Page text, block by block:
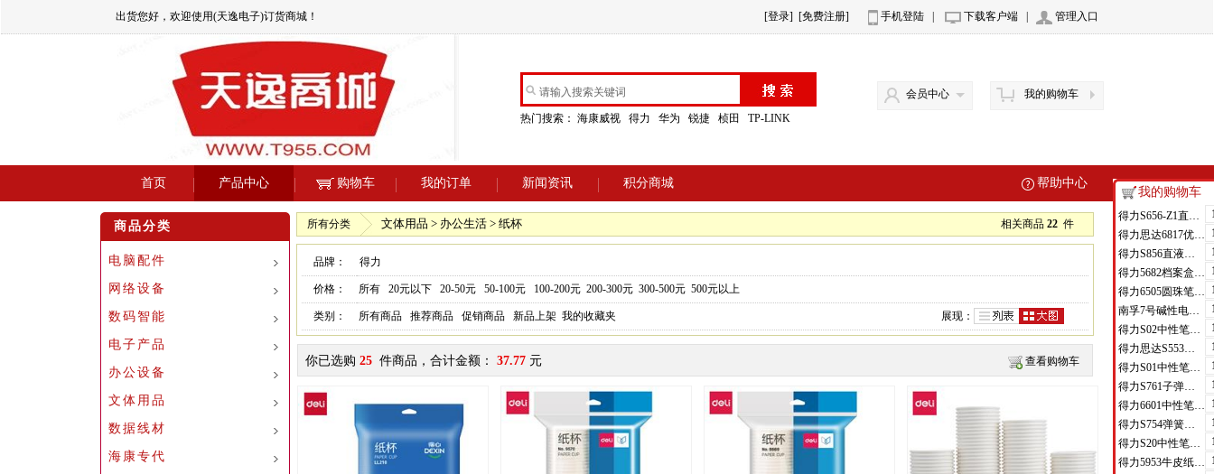
出货您好，欢迎使用(天逸电子)订货商城！ [登录] [免费注册] 手机登陆 下载客户端 管理入口
热门搜索： 海康威视 得力 华为 锐捷 桢田 TP-LINK
会员中心 我的购物车
首页 产品中心 购物车 我的订单 新闻资讯 积分商城 帮助中心
商品分类
电脑配件
网络设备
数码智能
电子产品
办公设备
文体用品
数据线材
海康专代
所有分类 文体用品 > 办公生活 > 纸杯 相关商品 22件
品牌： 得力
价格： 所有 20元以下 20-50元 50-100元 100-200元 200-300元 300-500元 500元以上
类别： 所有商品 推荐商品 促销商品 新品上架 我的收藏夹 展现：
你已选购 25 件商品，合计金额： 37.77 元 查看购物车
我的购物车
得力S656-Z1直液式走珠笔0.5mm子弹头(红)(支)
得力思达6817优逸白板笔(黑)(支)
得力S856直液式走珠笔(黑)(支)
得力5682档案盒(蓝)(只)
得力6505圆珠笔0.7mm子弹头(蓝)(支)
南孚7号碱性电池聚能环4代
得力S02中性笔0.7mm弹簧头(黑)(支)
得力思达S553可加墨记号笔(黑)(支)
得力S01中性笔0.5mm弹簧头(黑)(支)
得力S761子弹头中性笔芯0.7mm子弹头(黑)(支)
得力6601中性笔0.5mm半针管(黑)(支)
得力S754弹簧头中性笔芯0.7mm弹簧头(黑)(支)
得力S20中性笔0.7mm子弹头(黑)(支)
得力5953牛皮纸档案袋(混浆)(米黄色)(10只/包)